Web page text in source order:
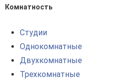
Комнатность
Студии
Однокомнатные
Двухкомнатные
Трехкомнатные